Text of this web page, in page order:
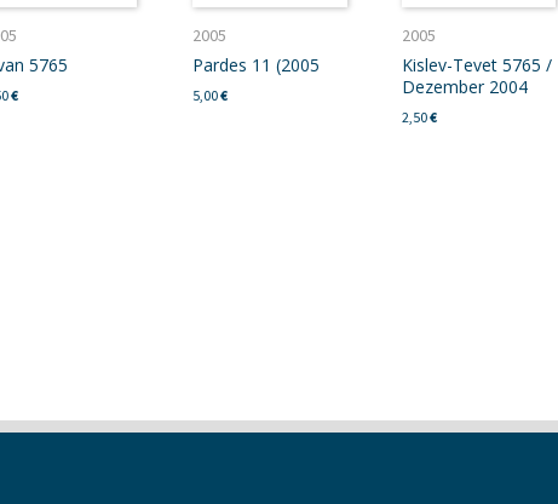
5765
€
2005
Pardes 11 (2005
5,00€
2005
Kislev-Tevet 5765 /
Dezember 2004
2,50€